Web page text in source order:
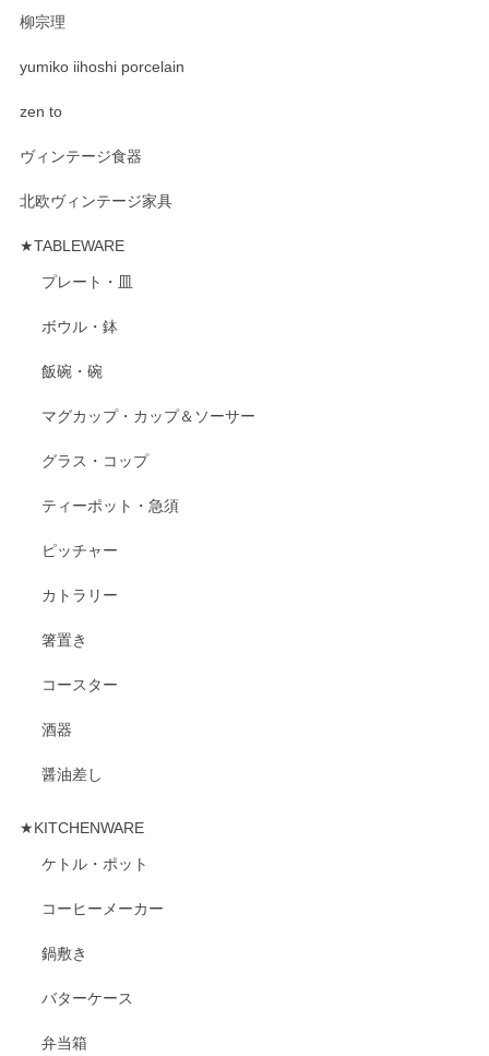
柳宗理
yumiko iihoshi porcelain
zen to
ヴィンテージ食器
北欧ヴィンテージ家具
★TABLEWARE
プレート・皿
ボウル・鉢
飯碗・碗
マグカップ・カップ＆ソーサー
グラス・コップ
ティーポット・急須
ピッチャー
カトラリー
箸置き
コースター
酒器
醤油差し
★KITCHENWARE
ケトル・ポット
コーヒーメーカー
鍋敷き
バターケース
弁当箱